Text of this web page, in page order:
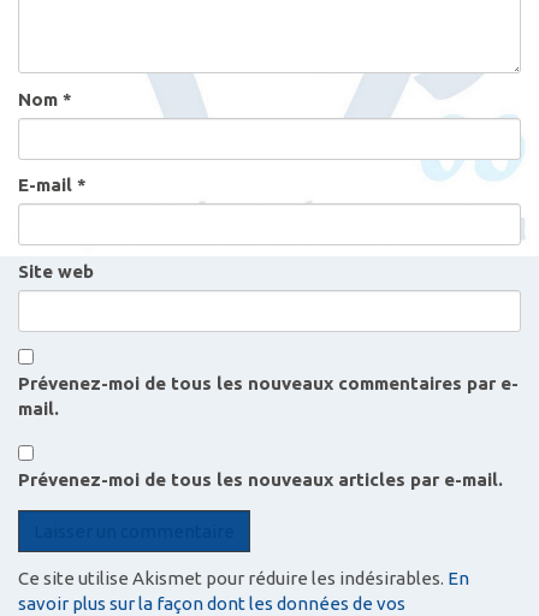
c
l
e
s
Nom *
E-mail *
Site web
Prévenez-moi de tous les nouveaux commentaires par e-
mail.
Prévenez-moi de tous les nouveaux articles par e-mail.
Ce site utilise Akismet pour réduire les indésirables. En
savoir plus sur la façon dont les données de vos